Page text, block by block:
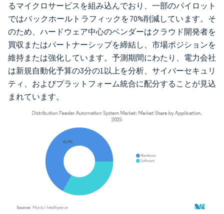
るマイクロサービスを組み込んでおり、一部のパイロット
ではバックホールトラフィックを70%削減しています。そ
のため、ハードウェア中心のベンダーはクラウド開発者を
買収またはパートナーシップを締結し、市場ポジションを
維持または強化しています。予測期間にわたり、電力会社
は新規自動化予算の3分の1以上を分析、サイバーセキュリ
ティ、およびプラットフォーム統合に配分することが見込
まれています。